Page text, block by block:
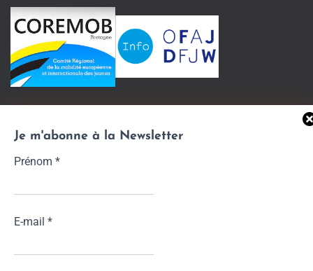
Je m'abonne à la Newsletter
Prénom *
E-mail *